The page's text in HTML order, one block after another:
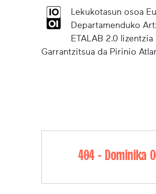
Lekukotasun osoa
Departamenduko
ETALAB 2.0
Garrantzitsua da Pirinio
404 - Dominika